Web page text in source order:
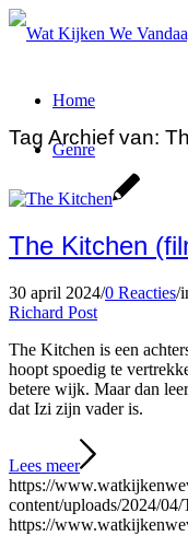
Home
Genre
Tag Archief van:
The Kitchen
30 april 2024/0 Reacties/
Richard Post
The Kitchen is een
hoopt spoedig te
betere wijk. Maar dan
dat Izi zijn vader is.
Lees meer
https://
content/uploads/2024/
https://